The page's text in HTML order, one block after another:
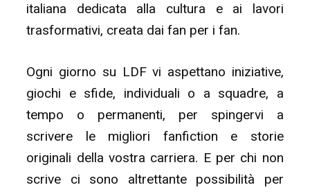
italiana dedicata alla cultura e ai lavori
trasformativi, creata dai fan per i fan.
Ogni giorno su LDF vi aspettano iniziative,
giochi e sfide, individuali o a squadre, a
tempo o permanenti, per spingervi a
scrivere le migliori fanfiction e storie
originali della vostra carriera. E per chi non
scrive ci sono altrettante possibilità per